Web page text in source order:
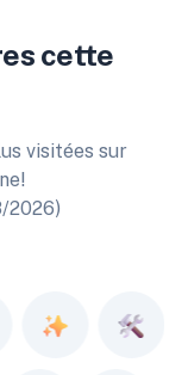
cette
visitées sur
2026)